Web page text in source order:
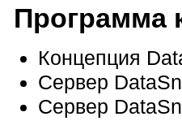
Программа
Концепция
Сервер
Сервер